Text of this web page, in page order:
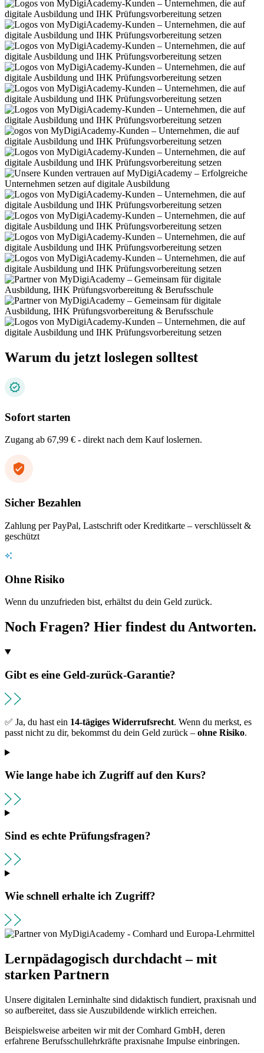
Warum du jetzt loslegen solltest
Sofort starten
Zugang ab 67,99 € - direkt nach dem Kauf loslernen.
Sicher Bezahlen
Zahlung per PayPal, Lastschrift oder Kreditkarte – verschlüsselt &
geschützt
Ohne Risiko
Wenn du unzufrieden bist, erhältst du dein Geld zurück.
Noch Fragen? Hier findest du Antworten.
Gibt es eine Geld-zurück-Garantie?
✅ Ja, du hast ein 14-tägiges Widerrufsrecht. Wenn du merkst, es
passt nicht zu dir, bekommst du dein Geld zurück – ohne Risiko.
Wie lange habe ich Zugriff auf den Kurs?
Sind es echte Prüfungsfragen?
Wie schnell erhalte ich Zugriff?
Lernpädagogisch durchdacht – mit
starken Partnern
Unsere digitalen Lerninhalte sind didaktisch fundiert, praxisnah und
so aufbereitet, dass sie Auszubildende wirklich erreichen.
Beispielsweise arbeiten wir mit der Comhard GmbH, deren
erfahrene Berufsschullehrkräfte praxisnahe Impulse einbringen.